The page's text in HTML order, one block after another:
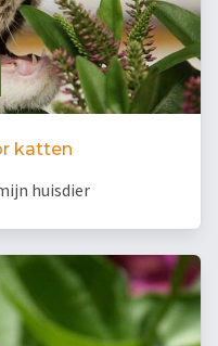
katten
huisdier